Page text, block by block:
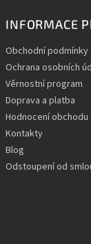
INFORMACE
Obchodní podmínky
Ochrana osobních
Věrnostní program
Doprava a platba
Hodnocení obchodu
Kontakty
Blog
Odstoupení od